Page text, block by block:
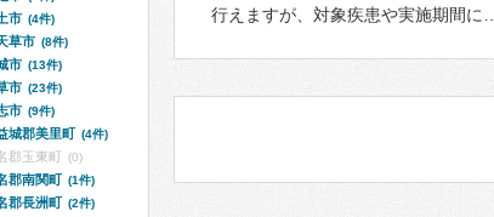
行えますが、対象疾患や実施期間に
市 (4件)
草市 (8件)
市 (13件)
市 (23件)
市 (9件)
城郡美里町 (4件)
郡玉東町 (0)
郡南関町 (1件)
郡長洲町 (2件)